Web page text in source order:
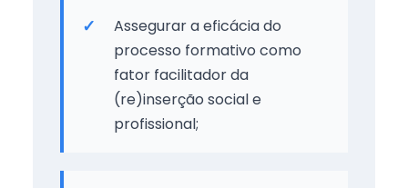
Assegurar a eficácia do
processo formativo como
fator facilitador da
(re)inserção social e
profissional;